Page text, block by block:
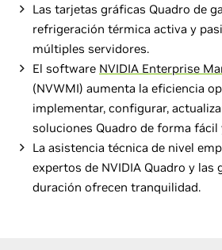
Las tarjetas gráficas Quadro de
refrigeración térmica activa y
múltiples servidores.
El software NVIDIA Enterprise
(NVWMI) aumenta la eficiencia
implementar, configurar,
soluciones Quadro de forma fácil
La asistencia técnica de nivel
expertos de NVIDIA Quadro y las
duración ofrecen tranquilidad.